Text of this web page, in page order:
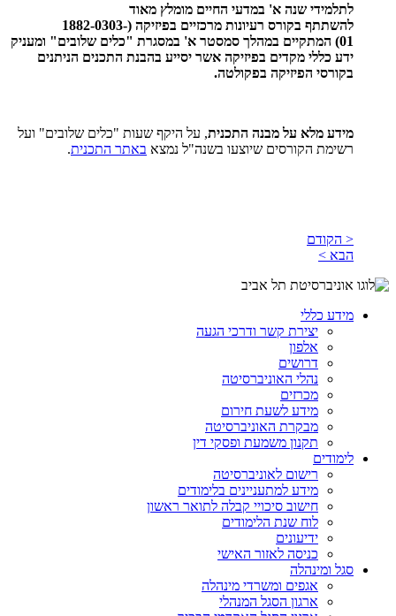
לתלמידי שנה א' במדעי החיים מומלץ מאוד
להשתתף בקורס רעיונות מרכזיים בפיזיקה (1882-0303-
01) המתקיים במהלך סמסטר א' במסגרת "כלים שלובים" ומעניק
ידע כללי מקדים בפיזיקה אשר יסייע בהבנת התכנים הניתנים
בקורסי הפיזיקה בפקולטה.
מידע מלא על מבנה התכנית, על היקף שעות "כלים שלובים" ועל
רשימת הקורסים שיוצעו בשנה"ל נמצא באתר התכנית.
< הקודם
הבא >
מידע כללי
יצירת קשר ודרכי הגעה
אלפון
דרושים
נהלי האוניברסיטה
מכרזים
מידע לשעת חירום
מבקרת האוניברסיטה
תקנון משמעת ופסקי דין
לימודים
רישום לאוניברסיטה
מידע למתעניינים בלימודים
חישוב סיכויי קבלה לתואר ראשון
לוח שנת הלימודים
ידיעונים
כניסה לאזור האישי
סגל ומינהלה
אגפים ומשרדי מינהלה
ארגון הסגל המנהלי